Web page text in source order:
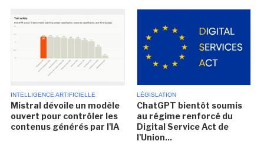
INTELLIGENCE ARTIFICIELLE
Mistral dévoile un modèle
ouvert pour contrôler les
contenus générés par l'IA
LÉGISLATION
ChatGPT bientôt soumis
au régime renforcé du
Digital Service Act de
l'Union...